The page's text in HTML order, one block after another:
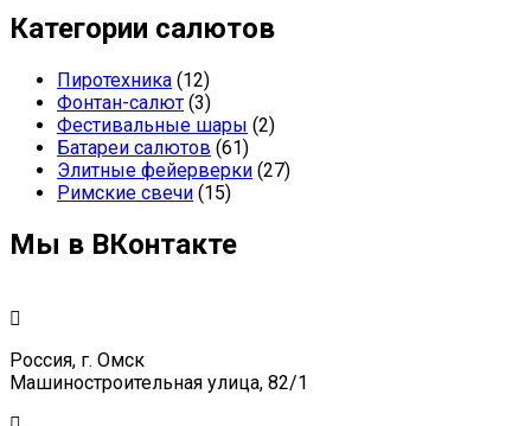
Категории салютов
Пиротехника (12)
Фонтан-салют (3)
Фестивальные шары (2)
Батареи салютов (61)
Элитные фейерверки (27)
Римские свечи (15)
Мы в ВКонтакте
Россия, г. Омск
Машиностроительная улица, 82/1